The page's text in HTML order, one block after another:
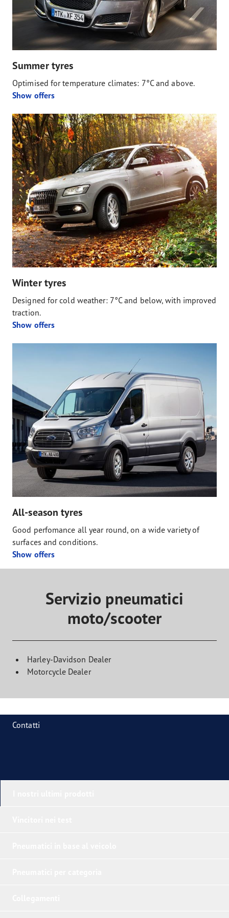
Summer tyres
Optimised for temperature climates: 7°C and above.
Show offers
Winter tyres
Designed for cold weather: 7°C and below, with improved
traction.
Show offers
All-season tyres
Good perfomance all year round, on a wide variety of
surfaces and conditions.
Show offers
Servizio pneumatici
moto/scooter
Harley-Davidson Dealer
Motorcycle Dealer
Contatti